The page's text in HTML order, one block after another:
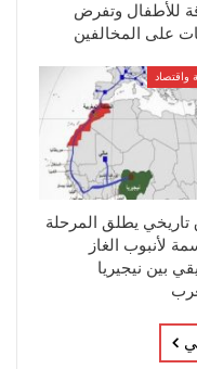
للأطفال وتفرض
على المخالفين
واقتصاد
تاريخي يطلق المرحلة
لأنبوب الغاز
بين نيجيريا